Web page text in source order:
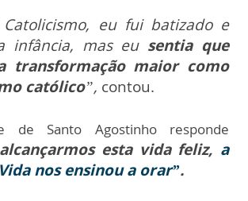
eu fui batizado e
infância, mas eu sentia que
transformação maior como
católico”, contou.
de Santo Agostinho responde
esta vida feliz, a
nos ensinou a orar”.